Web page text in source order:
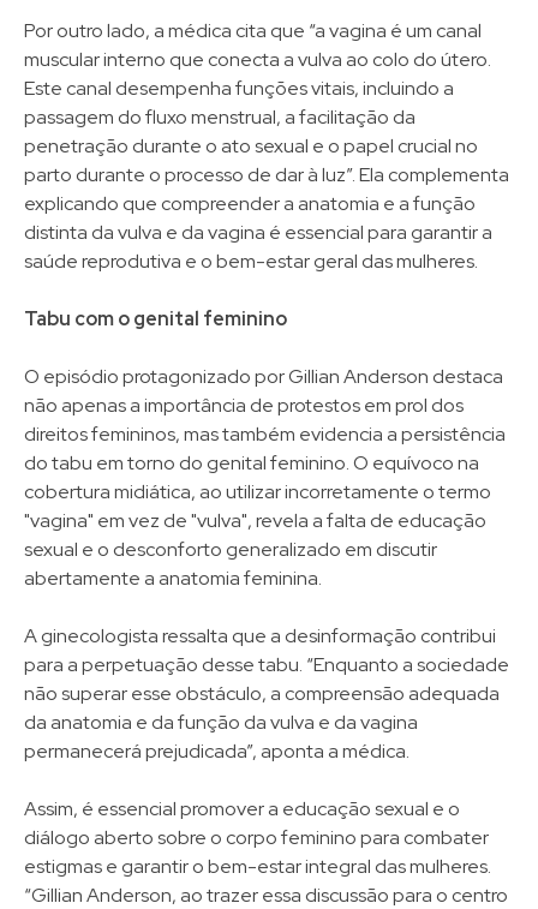
Por outro lado, a médica cita que “a vagina é um canal
muscular interno que conecta a vulva ao colo do útero.
Este canal desempenha funções vitais, incluindo a
passagem do fluxo menstrual, a facilitação da
penetração durante o ato sexual e o papel crucial no
parto durante o processo de dar à luz”. Ela complementa
explicando que compreender a anatomia e a função
distinta da vulva e da vagina é essencial para garantir a
saúde reprodutiva e o bem-estar geral das mulheres.
Tabu com o genital feminino
O episódio protagonizado por Gillian Anderson destaca
não apenas a importância de protestos em prol dos
direitos femininos, mas também evidencia a persistência
do tabu em torno do genital feminino. O equívoco na
cobertura midiática, ao utilizar incorretamente o termo
"vagina" em vez de "vulva", revela a falta de educação
sexual e o desconforto generalizado em discutir
abertamente a anatomia feminina.
A ginecologista ressalta que a desinformação contribui
para a perpetuação desse tabu. “Enquanto a sociedade
não superar esse obstáculo, a compreensão adequada
da anatomia e da função da vulva e da vagina
permanecerá prejudicada”, aponta a médica.
Assim, é essencial promover a educação sexual e o
diálogo aberto sobre o corpo feminino para combater
estigmas e garantir o bem-estar integral das mulheres.
“Gillian Anderson, ao trazer essa discussão para o centro